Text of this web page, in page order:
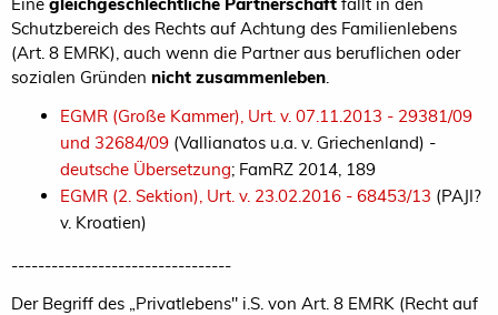
Schutzbereich des Rechts auf Achtung des Familienlebens
(Art. 8 EMRK), auch wenn die Partner aus beruflichen oder
sozialen Gründen nicht zusammenleben.
EGMR (Große Kammer), Urt. v. 07.11.2013 - 29381/09
und 32684/09 (Vallianatos u.a. v. Griechenland) -
deutsche Übersetzung; FamRZ 2014, 189
EGMR (2. Sektion), Urt. v. 23.02.2016 - 68453/13 (PAJI?
v. Kroatien)
---------------------------------
Der Begriff des „Privatlebens" i.S. von Art. 8 EMRK (Recht auf